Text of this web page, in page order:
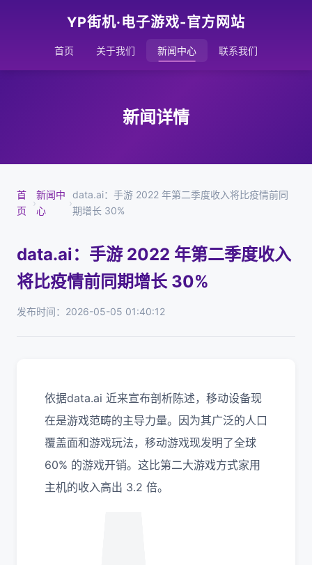
YP街机·电子游戏-官方网站
首页 关于我们 新闻中心 联系我们
新闻详情
首
页
›
新闻中
心
›
data.ai：手游 2022 年第二季度收入将比疫情前同
期增长 30%
data.ai：手游 2022 年第二季度收入
将比疫情前同期增长 30%
发布时间：2026-05-05 01:40:12
依据data.ai 近来宣布剖析陈述，移动设备现
在是游戏范畴的主导力量。因为其广泛的人口
覆盖面和游戏玩法，移动游戏现发明了全球
60% 的游戏开销。这比第二大游戏方式家用
主机的收入高出 3.2 倍。